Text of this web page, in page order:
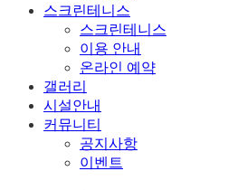
스크린테니스
스크린테니스
이용 안내
온라인 예약
갤러리
시설안내
커뮤니티
공지사항
이벤트